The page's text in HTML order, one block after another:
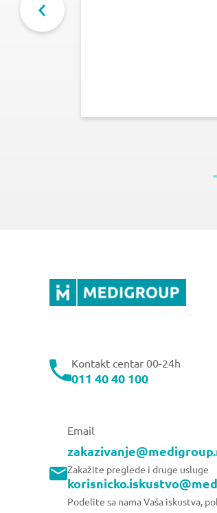
Kontakt centar 00-24h
011 40 40 100
Email
Zakažite preglede i druge usluge
Podelite sa nama Vaša iskustva,